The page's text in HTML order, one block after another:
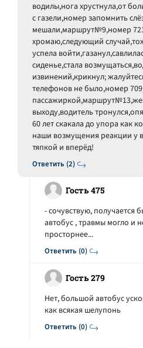
Ответить (2)
водилы,нога хрустнула,от
с газели,номер запомнить
мешали,маршрут№9,номер
хромаю,следующий
успела
сиденье,стала
извинений,крикнул;
телефонов не было,номер
выходу,водитель
60 лет скакала до упора как
наши возмущения реакции у
тяпкой и вперёд!
Гость 475
Ответить (0)
- сочувствую,
автобус , травмы могло и
просторнее...
Гость 279
Ответить (0)
Нет, большой автобус
как всякая шелупонь